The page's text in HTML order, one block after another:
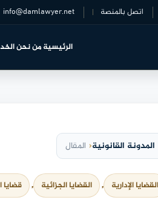
اتصل بالمنصة info@damlawyer.net
الرئيسيةمن نحن
المدونة القانونية المقال
القضايا الإدارية , القضايا الجزائية , قضايا